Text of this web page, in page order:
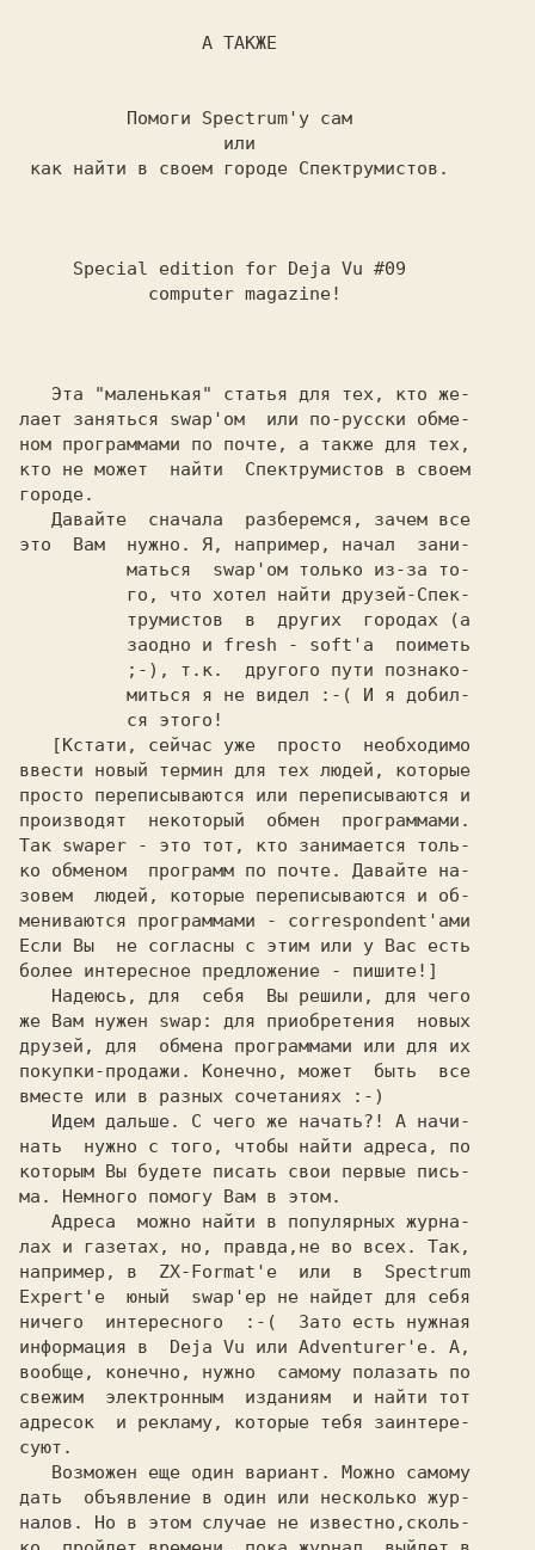
          Помоги Spectrum'у сам
                   или
     Special edition for Deja Vu #09
лает заняться swap'ом  или по-русски обме-
ном программами по почте, а также для тех,
кто не может  найти  Спектрумистов в своем
городе.
это  Вам  нужно. Я, например, начал  зани-
ввести новый термин для тех людей, которые
просто переписываются или переписываются и
производят  некоторый  обмен  программами.
Так swaper - это тот, кто занимается толь-
ко обменом  программ по почте. Давайте на-
зовем  людей, которые переписываются и об-
мениваются программами - correspondent'ами
Если Вы  не согласны с этим или у Вас есть
более интересное предложение - пишите!]
же Вам нужен swap: для приобретения  новых
друзей, для  обмена программами или для их
покупки-продажи. Конечно, может  быть  все
вместе или в разных сочетаниях :-)
нать  нужно с того, чтобы найти адреса, по
которым Вы будете писать свои первые пись-
ма. Немного помогу Вам в этом.
лах и газетах, но, правда,не во всех. Так,
например, в ZX-Format'е или  в Spectrum
Expert'е
юный  swap'ер не найдет для себя
ничего  интересного  :-(  Зато есть нужная
информация в Deja Vu или Adventurer'е. А,
вообще, конечно, нужно  самому полазать по
свежим  электронным  изданиям  и найти тот
адресок  и рекламу, которые тебя заинтере-
суют.
дать  объявление в один или несколько жур-
налов. Но в этом случае не известно,сколь-